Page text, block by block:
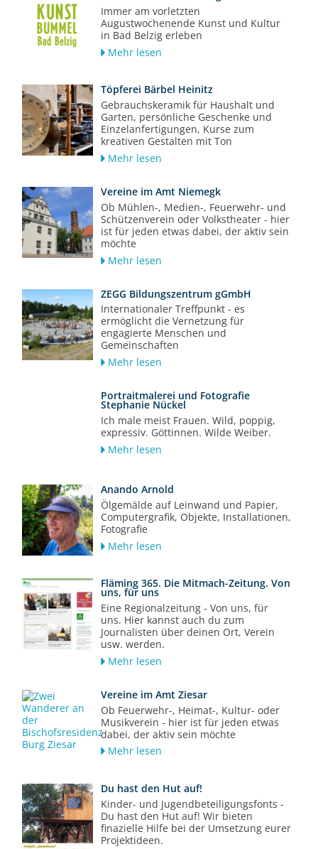
Immer am vorletzten
Augustwochenende Kunst und Kultur
in Bad Belzig erleben
Mehr lesen
Töpferei Bärbel Heinitz
Gebrauchskeramik für Haushalt und
Garten, persönliche Geschenke und
Einzelanfertigungen, Kurse zum
kreativen Gestalten mit Ton
Mehr lesen
Vereine im Amt Niemegk
Ob Mühlen-, Medien-, Feuerwehr- und
Schützenverein oder Volkstheater - hier
ist für jeden etwas dabei, der aktiv sein
möchte
Mehr lesen
ZEGG Bildungszentrum gGmbH
Internationaler Treffpunkt - es
ermöglicht die Vernetzung für
engagierte Menschen und
Gemeinschaften
Mehr lesen
Portraitmalerei und Fotografie
Stephanie Nückel
Ich male meist Frauen. Wild, poppig,
expressiv. Göttinnen. Wilde Weiber.
Mehr lesen
Anando Arnold
Ölgemälde auf Leinwand und Papier,
Computergrafik, Objekte, Installationen,
Fotografie
Mehr lesen
Fläming 365. Die Mitmach-Zeitung. Von
uns, für uns
Eine Regionalzeitung - Von uns, für
uns. Hier kannst auch du zum
Journalisten über deinen Ort, Verein
usw. werden.
Mehr lesen
Vereine im Amt Ziesar
Ob Feuerwehr-, Heimat-, Kultur- oder
Musikverein - hier ist für jeden etwas
dabei, der aktiv sein möchte
Mehr lesen
Du hast den Hut auf!
Kinder- und Jugendbeteiligungsfonts -
Du hast den Hut auf! Wir bieten
finazielle Hilfe bei der Umsetzung eurer
Projektideen.